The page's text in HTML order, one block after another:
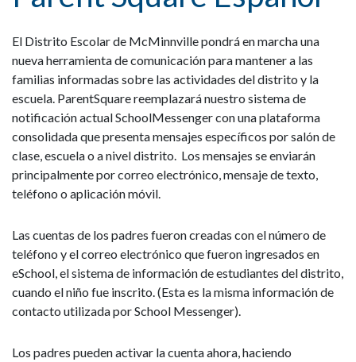
El Distrito Escolar de McMinnville pondrá en marcha una
nueva herramienta de comunicación para mantener a las
familias informadas sobre las actividades del distrito y la
escuela. ParentSquare reemplazará nuestro sistema de
notificación actual SchoolMessenger con una plataforma
consolidada que presenta mensajes específicos por salón de
clase, escuela o a nivel distrito. Los mensajes se enviarán
principalmente por correo electrónico, mensaje de texto,
teléfono o aplicación móvil.
Las cuentas de los padres fueron creadas con el número de
teléfono y el correo electrónico que fueron ingresados en
eSchool, el sistema de información de estudiantes del distrito,
cuando el niño fue inscrito. (Esta es la misma información de
contacto utilizada por School Messenger).
Los padres pueden activar la cuenta ahora, haciendo